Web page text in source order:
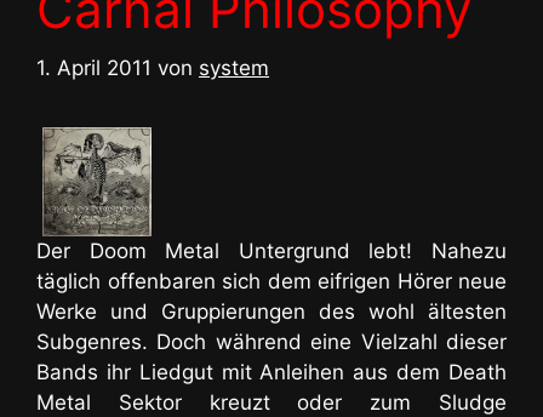
1. April 2011 von system
Der Doom Metal Untergrund lebt! Nahezu
täglich offenbaren sich dem eifrigen Hörer neue
Werke und Gruppierungen des wohl ältesten
Subgenres. Doch während eine Vielzahl dieser
Bands ihr Liedgut mit Anleihen aus dem Death
Metal Sektor kreuzt oder zum Sludge